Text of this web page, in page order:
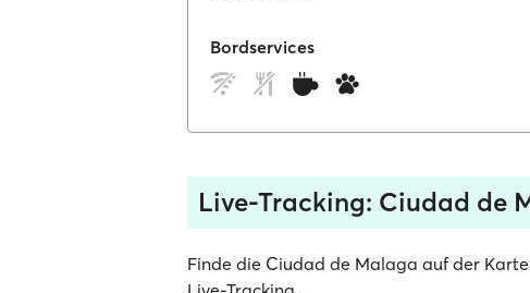
Bordservices
Live-Tracking: Ciudad de
Finde die Ciudad de Malaga auf der